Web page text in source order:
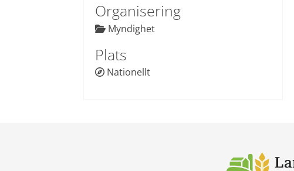
Organisering
 Myndighet
Plats
 Nationellt